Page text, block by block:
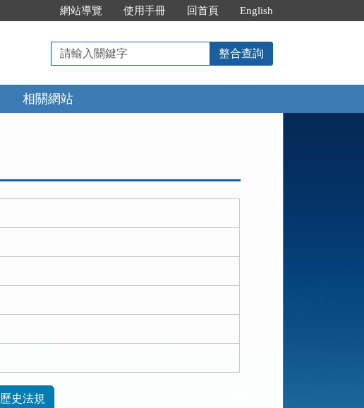
網站導覽 使用手冊 回首頁 English
請
輸
入
關
鍵
整合查詢
相關網站
歷史法規